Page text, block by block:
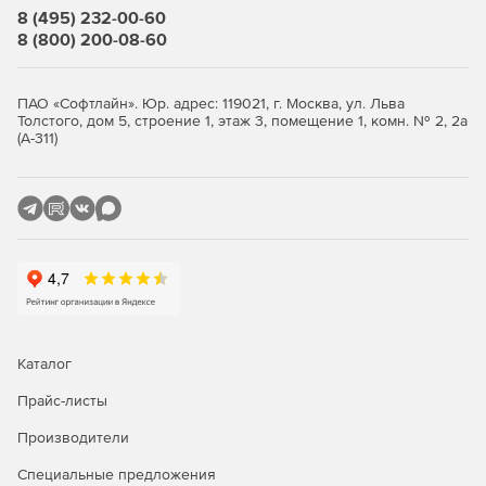
8 (495) 232-00-60
8 (800) 200-08-60
ПАО «Софтлайн». Юр. адрес: 119021, г. Москва, ул. Льва
Толстого, дом 5, строение 1, этаж 3, помещение 1, комн. № 2, 2а
(А-311)
Каталог
Прайс-листы
Производители
Специальные предложения